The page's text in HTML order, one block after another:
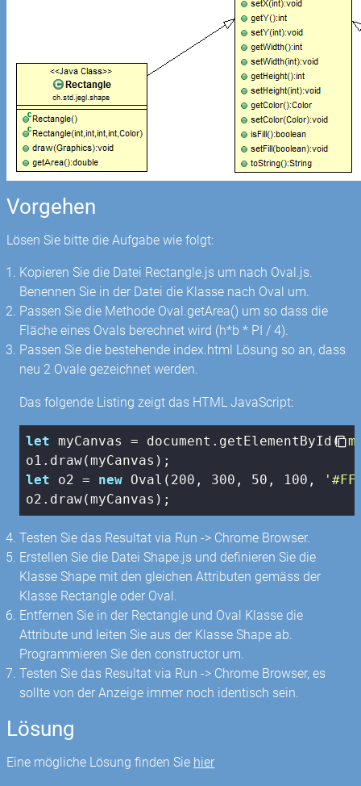
Vorgehen
Lösen Sie bitte die Aufgabe wie folgt:
Kopieren Sie die Datei Rectangle.js um nach Oval.js.
Benennen Sie in der Datei die Klasse nach Oval um.
Passen Sie die Methode Oval.getArea() um so dass die
Fläche eines Ovals berechnet wird (h*b * PI / 4).
Passen Sie die bestehende index.html Lösung so an, dass
neu 2 Ovale gezeichnet werden.
Das folgende Listing zeigt das HTML JavaScript:
let myCanvas = document .getElementById(
let o2 = new Oval( 200 , 300 , 50 , 100 ,
o2.draw(myCanvas);
Testen Sie das Resultat via Run -> Chrome Browser.
Erstellen Sie die Datei Shape.js und definieren Sie die
Klasse Shape mit den gleichen Attributen gemäss der
Klasse Rectangle oder Oval.
Entfernen Sie in der Rectangle und Oval Klasse die
Attribute und leiten Sie aus der Klasse Shape ab.
Programmieren Sie den constructor um.
Testen Sie das Resultat via Run -> Chrome Browser, es
sollte von der Anzeige immer noch identisch sein.
Lösung
Eine mögliche Lösung finden Sie hier